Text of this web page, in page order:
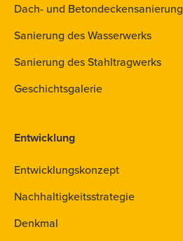
Dach- und Betondeckensanierung
Sanierung des Wasserwerks
Sanierung des Stahltragwerks
Geschichtsgalerie
Entwicklung
Entwicklungskonzept
Nachhaltigkeitsstrategie
Denkmal